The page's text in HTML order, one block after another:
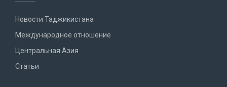
Новости Таджикистана
Международное отношение
Центральная Азия
Статьи